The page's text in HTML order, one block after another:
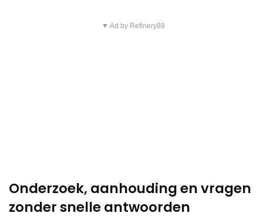
▼ Ad by Refinery89
Onderzoek, aanhouding en vragen
zonder snelle antwoorden